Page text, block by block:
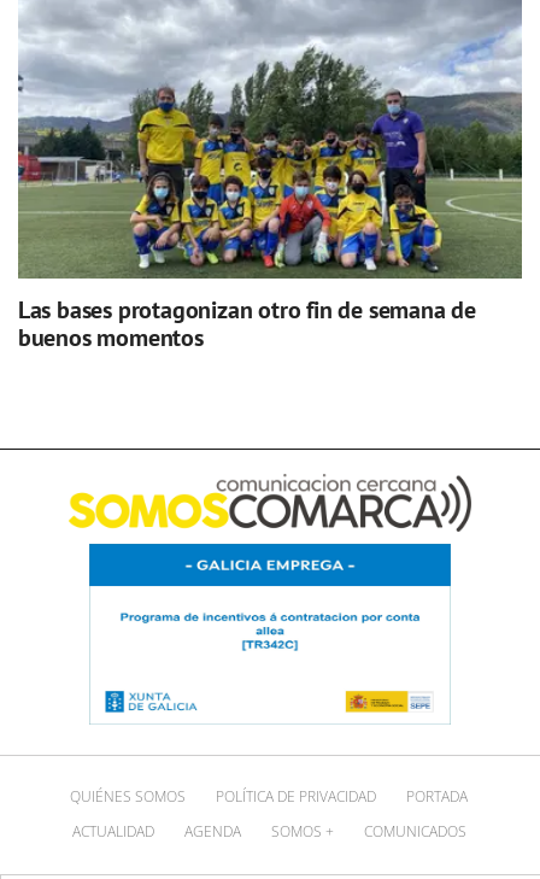
Las bases protagonizan otro fin de semana de
buenos momentos
QUIÉNES SOMOS POLÍTICA DE PRIVACIDAD
PORTADA
ACTUALIDAD
AGENDA SOMOS + COMUNICADOS